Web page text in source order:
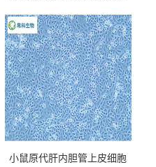
小鼠原代肝内胆管上皮细胞